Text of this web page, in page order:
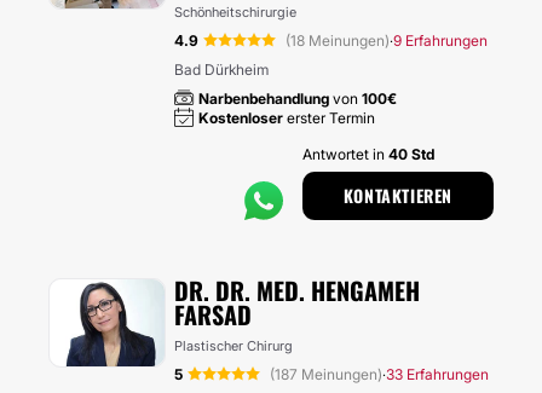
Schönheitschirurgie
4.9 (18 Meinungen)·9 Erfahrungen
Bad Dürkheim
Narbenbehandlung von 100€
Kostenloser erster Termin
Antwortet in 40 Std
KONTAKTIEREN
DR. DR. MED. HENGAMEH
FARSAD
Plastischer Chirurg
5 (187 Meinungen)·33 Erfahrungen